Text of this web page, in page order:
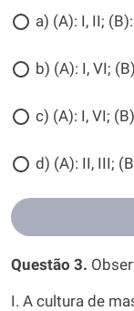
a) (A): I, II;
b) (A): I, VI;
c) (A): I, VI;
d) (A): II, III;
Questão 3.
I. A cultura de